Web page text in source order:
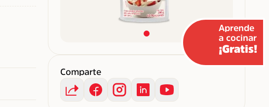
Comparte
Aprende
a cocinar
¡Gratis!